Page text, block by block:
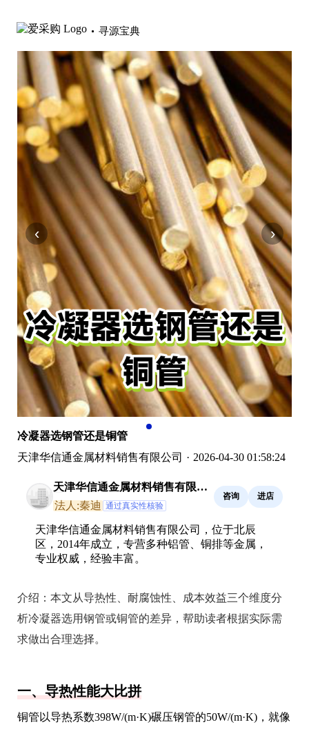
寻源宝典
‹ ›
冷凝器选钢管还是铜管
天津华信通金属材料销售有限公司 · 2026-04-30 01:58:24
天津华信通金属材料销售有限公
司
法人:秦迪 通过真实性核验
咨询 进店
天津华信通金属材料销售有限公司，位于北辰
区，2014年成立，专营多种铝管、铜排等金属，
专业权威，经验丰富。
介绍： 本文从导热性、耐腐蚀性、成本效益三个维度分
析冷凝器选用钢管或铜管的差异，帮助读者根据实际需
求做出合理选择。
一、导热性能大比拼
铜管以导热系数398W/(m·K)碾压钢管的50W/(m·K)，就像